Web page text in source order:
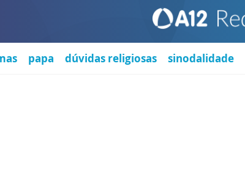
papa dúvidas religiosas sinodalidade